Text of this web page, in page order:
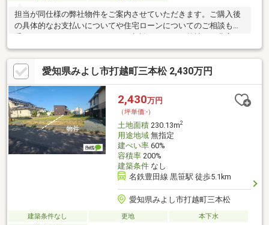
担当が同仕様の弊社物件をご案内させていただきます。ご購入後
の具体的なお支払いについてや住宅ローンについてのご相談もお
販売実績により、お客様のご希望や条件に合う最適な住宅ローン
商品のご提案をさせて頂きます。また、以下のような内容も是非
ご相談下さい。・勤続年数が短い方、自営業者の方・車のローン
やクレジット、キャッシングの借入がある方・自己資金がない、
支払いに不安のある方など他にもご不安、心配な事がある方は何
でもご相談下さい。その他気になる点などもこの機会にぜひ聞い
ていただければと思います。
愛知県みよし市打越町三本松 2,430万円
2,430万円
（坪単価:-）
土地面積230.13m2
用途地域無指定
建ぺい率60%
容積率200%
建築条件なし
名鉄豊田線 黒笹駅 徒歩5.1km
愛知県みよし市打越町三本松
建築条件なし 更地
本下水